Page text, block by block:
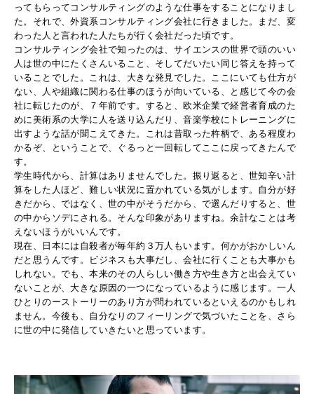
ってもらってコンサルティングのような仕事をすることになりまし
た。それで、外資系コンサルティング会社に行きました。まだ、変
わった人と言われた人たちが行く会社だった頃です。
コンサルティング会社で知ったのは、サイエンスの世界で頭のいい
人は世の中にたくさんいること、そしてだいたい同じ答えを持って
いることでした。これは、大きな発見でした。ここにいても仕方が
ない、人や組織に関わる仕事のほうが向いている、と感じて今の会
社に転じたのが、７年前です。すると、欧米企業で経営者育成のた
めに美術系の大学に人を送り込んだり、音楽学校にトレーニングに
出すような話が聞こえてきた。これは昔取った杵柄で、ある程度わ
かるぞ、ということで、ぐるっと一回転してここに戻ってきたんで
す。
学生時代から、計算はありませんでした。振り返ると、世知辛い計
算をした人ほど、難しい状況に置かれている気がします。自分が好
きだから、ではなく、世の中がそうだから、で選んだりすると、世
の中からソデにされる。そんな印象がありますね。余計なことは考
えないほうがいいんです。
現在、日本には自殺者が毎年約３万人もいます。何かがおかしいん
だと思うんです。ビジネスも大事だし、会社に行くことも大事かも
しれない。でも、本来のその人らしい働き方や生き方と出会えてい
ないことが、大きな原因の一つになっているように感じます。一人
ひとりのーストーリーのあり方が問われているといえるのかもしれ
ません。今後も、自分なりのフィーリングで気づいたことを、さら
に世の中に発信していきたいと思っています。